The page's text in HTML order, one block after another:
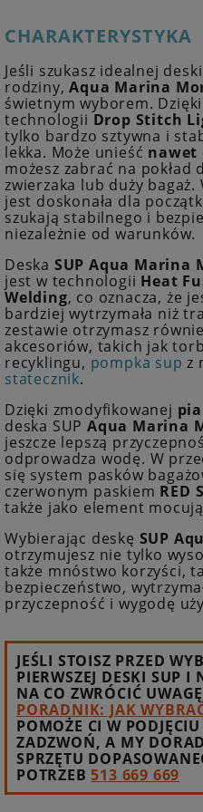
CHARAKTERYSTYKA
Jeśli szukasz idealnej
rodziny,Aqua Marina
świetnym wyborem.
technologii Drop Stitch
tylko bardzo sztywna i
lekka. Może unieść nawet
możesz zabrać na
zwierzaka lub duży bagaż.
jest doskonała dla
szukają stabilnego i
niezależnie od warunków.
Deska SUP Aqua Marina
jest w technologii Heat
Welding, co oznacza, że
bardziej wytrzymała niż
zestawie otrzymasz
akcesoriów, takich jak
recyklingu, pompka sup z
statecznik.
Dzięki zmodyfikowanej
deska SUPAqua Marina
jeszcze lepszą
odprowadza wodę. W
się system pasków
czerwonym paskiem RED
także jako element
Wybierając deskę SUP
otrzymujesz nie tylko
także mnóstwo korzyści,
bezpieczeństwo,
przyczepność i wygodę
JEŚLI STOISZ PRZED
PIERWSZEJ DESKI SUP
NA CO ZWRÓCIĆ
PORADNIK: JAK
POMOŻE CI W
ZADZWOŃ, A MY
SPRZĘTU
POTRZEB513 669 669